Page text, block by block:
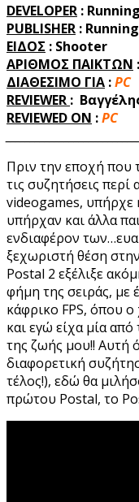
DEVELOPER :
PUBLISHER :
ΕΙΔΟΣ : Shooter
ΑΡΙΘΜΟΣ ΠΑΙΚΤΩΝ :
ΔΙΑΘΕΣΙΜΟ ΓΙΑ :PC
REVIEWER :
REVIEWED ON :PC
Πριν την εποχή
τις συζητήσεις
videogames, υπήρχε
υπήρχαν και άλλα
ενδιαφέρον
ξεχωριστή θέση
Postal 2 εξέλιξε
φήμη της σειράς, με
κάφρικο FPS, όπου
και εγώ είχα μία από
της ζωής μου!! Αυτή
διαφορετική
τέλος!), εδώ θα
πρώτου Postal, το